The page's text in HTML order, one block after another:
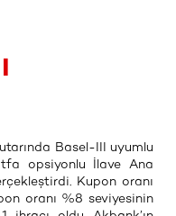
Basel-III uyumlu
opsiyonlu İlave Ana
Kupon oranı
oranı %8 seviyesinin